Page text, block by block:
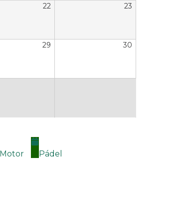
22 23
29 30
Motor Pádel